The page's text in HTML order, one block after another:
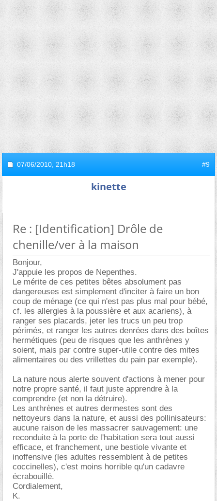
07/06/2010, 21h18 #9
kinette
Re : [Identification] Drôle de
chenille/ver à la maison
Bonjour,
J'appuie les propos de Nepenthes.
Le mérite de ces petites bêtes absolument pas
dangereuses est simplement d'inciter à faire un bon
coup de ménage (ce qui n'est pas plus mal pour bébé,
cf. les allergies à la poussière et aux acariens), à
ranger ses placards, jeter les trucs un peu trop
périmés, et ranger les autres denrées dans des boîtes
hermétiques (peu de risques que les anthrènes y
soient, mais par contre super-utile contre des mites
alimentaires ou des vrillettes du pain par exemple).
La nature nous alerte souvent d'actions à mener pour
notre propre santé, il faut juste apprendre à la
comprendre (et non la détruire).
Les anthrènes et autres dermestes sont des
nettoyeurs dans la nature, et aussi des pollinisateurs:
aucune raison de les massacrer sauvagement: une
reconduite à la porte de l'habitation sera tout aussi
efficace, et franchement, une bestiole vivante et
inoffensive (les adultes ressemblent à de petites
coccinelles), c'est moins horrible qu'un cadavre
écrabouillé.
Cordialement,
K.